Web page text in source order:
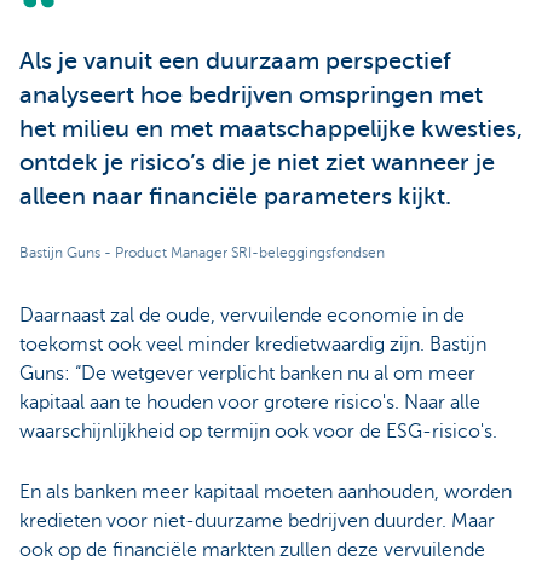
Als je vanuit een duurzaam perspectief
analyseert hoe bedrijven omspringen met
het milieu en met maatschappelijke kwesties,
ontdek je risico’s die je niet ziet wanneer je
alleen naar financiële parameters kijkt.
Bastijn Guns - Product Manager SRI-beleggingsfondsen
Daarnaast zal de oude, vervuilende economie in de
toekomst ook veel minder kredietwaardig zijn. Bastijn
Guns: “De wetgever verplicht banken nu al om meer
kapitaal aan te houden voor grotere risico's. Naar alle
waarschijnlijkheid op termijn ook voor de ESG-risico's.
En als banken meer kapitaal moeten aanhouden, worden
kredieten voor niet-duurzame bedrijven duurder. Maar
ook op de financiële markten zullen deze vervuilende